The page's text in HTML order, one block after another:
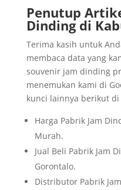
Penutup
Dinding di
Terima kasih untuk
membaca data yang
souvenir jam dinding
menemukan kami di
kunci lainnya berikut
Harga Pabrik Jam
Murah.
Jual Beli Pabrik Jam
Gorontalo.
Distributor Pabrik